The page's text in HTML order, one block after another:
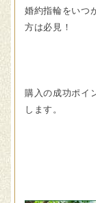
婚約指輪をいつ
方は必見！
購入の成功ポイ
します。